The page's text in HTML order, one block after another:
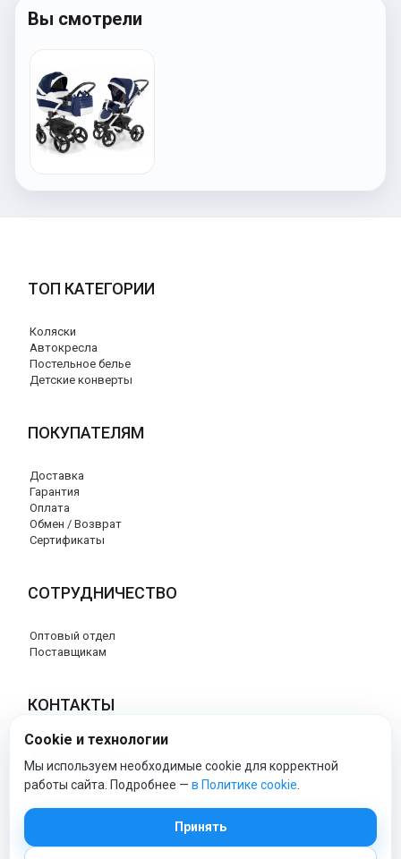
Вы смотрели
ТОП КАТЕГОРИИ
Коляски
Автокресла
Постельное белье
Детские конверты
ПОКУПАТЕЛЯМ
Доставка
Гарантия
Оплата
Обмен / Возврат
Сертификаты
СОТРУДНИЧЕСТВО
Оптовый отдел
Поставщикам
КОНТАКТЫ
8 (800) 707-76-34
info@esspero-market.ru
Cookie и технологии
Мы используем необходимые cookie для корректной
работы сайта. Подробнее — в Политике cookie
Принять